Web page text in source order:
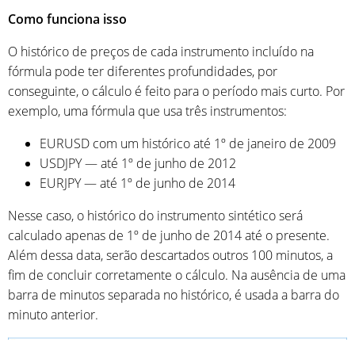
Como funciona isso
O histórico de preços de cada instrumento incluído na
fórmula pode ter diferentes profundidades, por
conseguinte, o cálculo é feito para o período mais curto. Por
exemplo, uma fórmula que usa três instrumentos:
EURUSD com um histórico até 1º de janeiro de 2009
USDJPY — até 1º de junho de 2012
EURJPY — até 1º de junho de 2014
Nesse caso, o histórico do instrumento sintético será
calculado apenas de 1º de junho de 2014 até o presente.
Além dessa data, serão descartados outros 100 minutos, a
fim de concluir corretamente o cálculo. Na ausência de uma
barra de minutos separada no histórico, é usada a barra do
minuto anterior.